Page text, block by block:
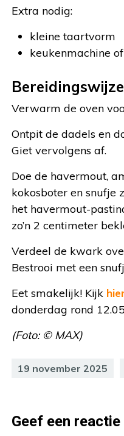
Extra nodig:
kleine taartvorm
keukenmachine
Verwarm de oven
Ontpit de dadels en
Giet vervolgens af.
Doe de havermout,
kokosboter en snufje
het havermout-
zo’n 2 centimeter
Verdeel de kwark
Bestrooi met een
Eet smakelijk! Kijk
donderdag rond
(Foto: © MAX)
19 november 2025
Geef een reactie